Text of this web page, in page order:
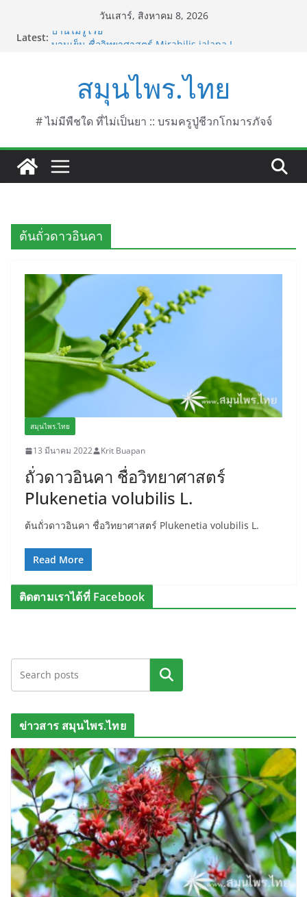
วันเสาร์, สิงหาคม 8, 2026
Latest: บานไม่รู้โรย
septentrionalis Donn. Smith.
บานไม่รู้โรยไฟเออร์เวิร์ค ชื่อวิทยาศาสตร์ Gomphrena
pulchella L. (Firework)
บานไม่รู้โรยป่า ชื่อวิทยาศาสตร์ Gomphrena
สมุนไพร.ไทย
# ไม่มีพืชใด ที่ไม่เป็นยา :: บรมครูปู่ชีวกโกมารภัจจ์
ต้นถั่วดาวอินคา
สมุนไพร.ไทย
13 มีนาคม 2022 Krit Buapan
ถั่วดาวอินคา ชื่อวิทยาศาสตร์
Plukenetia volubilis L.
ต้นถั่วดาวอินคา ชื่อวิทยาศาสตร์ Plukenetia volubilis L.
Read More
ติดตามเราได้ที่ Facebook
ค้นหา
ข่าวสาร สมุนไพร.ไทย